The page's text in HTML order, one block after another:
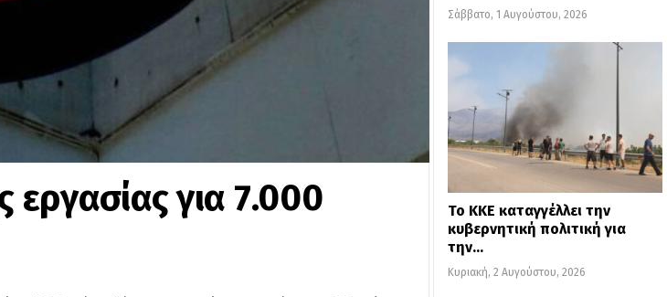
για 7.000
Σάββατο, 1 Αυγούστου, 2026
Το ΚΚΕ καταγγέλλει την
κυβερνητική πολιτική για
την…
Κυριακή, 2 Αυγούστου, 2026